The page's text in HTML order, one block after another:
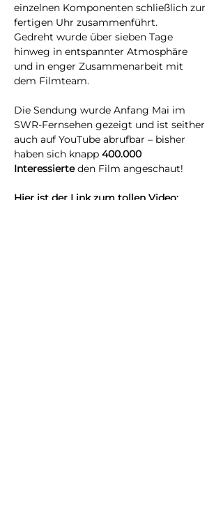
einzelnen Komponenten schließlich zur
fertigen Uhr zusammenführt.
Gedreht wurde über sieben Tage
hinweg in entspannter Atmosphäre
und in enger Zusammenarbeit mit
dem Filmteam.
Die Sendung wurde Anfang Mai im
SWR-Fernsehen gezeigt und ist seither
auch auf YouTube abrufbar – bisher
haben sich knapp 400.000
Interessierte den Film angeschaut!
Hier ist der Link zum tollen Video: